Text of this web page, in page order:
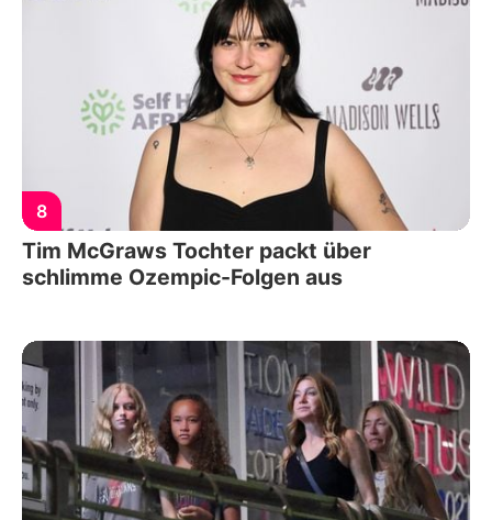
8
Tim McGraws Tochter packt über
schlimme Ozempic-Folgen aus